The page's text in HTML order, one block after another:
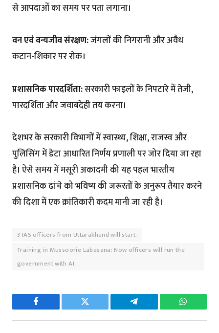
से आपदाओं का समय पर पता लगाना।
वन एवं वन्यजीव संरक्षण:जंगलों की निगरानी और अवैध
कटान-शिकार पर रोक।
प्रशासनिक पारदर्शिता:सरकारी फाइलों के निपटारे में तेजी,
पारदर्शिता और जवाबदेही तय करना।
देशभर के सरकारी विभागों में स्वास्थ्य, शिक्षा, राजस्व और
पुलिसिंग में डेटा आधारित निर्णय प्रणाली पर जोर दिया जा रहा
है। ऐसे समय में मसूरी अकादमी की यह पहल भारतीय
प्रशासनिक ढांचे को भविष्य की जरूरतों के अनुरूप तैयार करने
की दिशा में एक क्रांतिकारी कदम मानी जा रही है।
3 IAS officers from Uttarakhand will start.
Training in Mussoorie Labasana: Now officers will run the
government with AI
Facebook Twitter Telegram